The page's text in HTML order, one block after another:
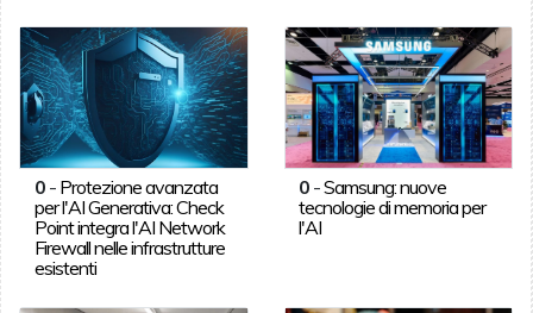
0- Protezione avanzata
per l'AI Generativa: Check
Point integra l'AI Network
Firewall nelle infrastrutture
esistenti
0 -Samsung: nuove
tecnologie di memoria per
l'AI